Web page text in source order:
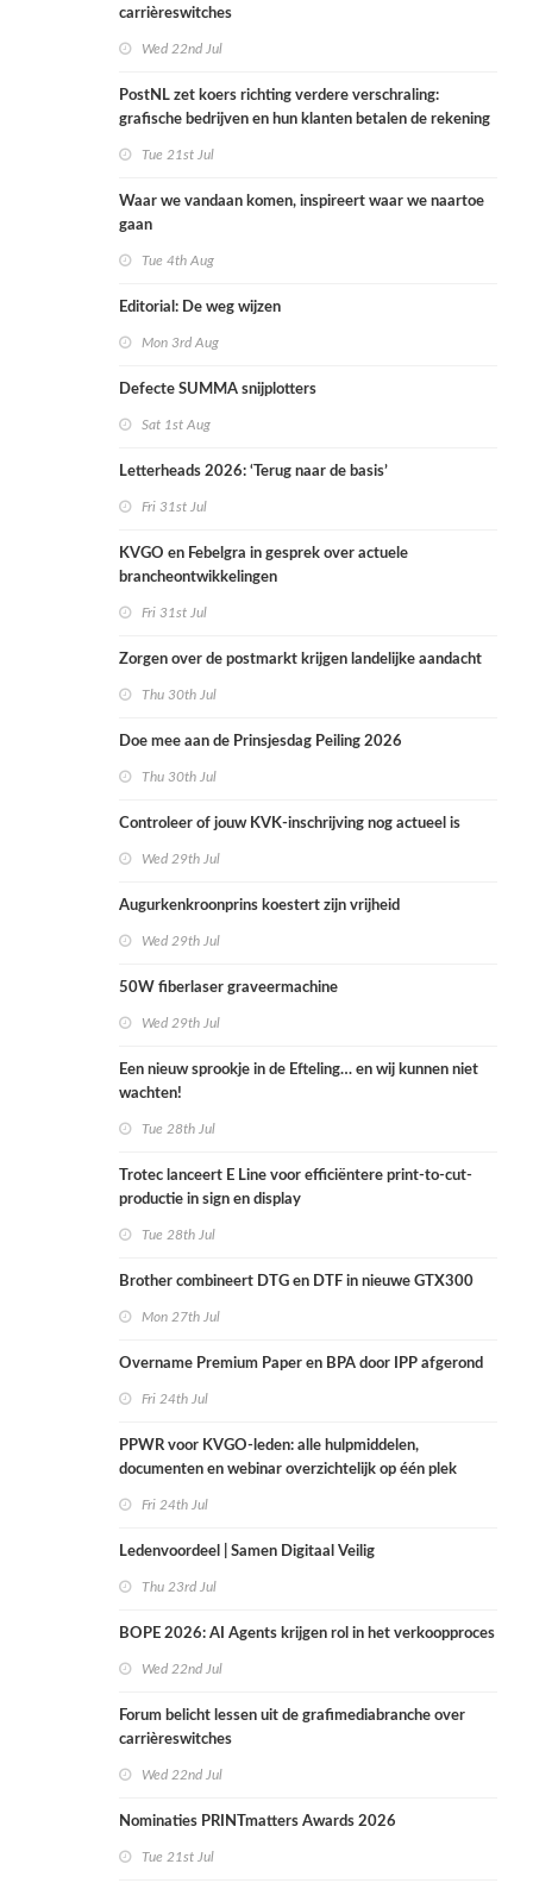
carrièreswitches
Wed 22nd Jul
PostNL zet koers richting verdere verschraling:
grafische bedrijven en hun klanten betalen de rekening
Tue 21st Jul
Waar we vandaan komen, inspireert waar we naartoe
gaan
Tue 4th Aug
Editorial: De weg wijzen
Mon 3rd Aug
Defecte SUMMA snijplotters
Sat 1st Aug
Letterheads 2026: ‘Terug naar de basis’
Fri 31st Jul
KVGO en Febelgra in gesprek over actuele
brancheontwikkelingen
Fri 31st Jul
Zorgen over de postmarkt krijgen landelijke aandacht
Thu 30th Jul
Doe mee aan de Prinsjesdag Peiling 2026
Thu 30th Jul
Controleer of jouw KVK-inschrijving nog actueel is
Wed 29th Jul
Augurkenkroonprins koestert zijn vrijheid
Wed 29th Jul
50W fiberlaser graveermachine
Wed 29th Jul
Een nieuw sprookje in de Efteling… en wij kunnen niet
wachten!
Tue 28th Jul
Trotec lanceert E Line voor efficiëntere print-to-cut-
productie in sign en display
Tue 28th Jul
Brother combineert DTG en DTF in nieuwe GTX300
Mon 27th Jul
Overname Premium Paper en BPA door IPP afgerond
Fri 24th Jul
PPWR voor KVGO-leden: alle hulpmiddelen,
documenten en webinar overzichtelijk op één plek
Fri 24th Jul
Ledenvoordeel | Samen Digitaal Veilig
Thu 23rd Jul
BOPE 2026: AI Agents krijgen rol in het verkoopproces
Wed 22nd Jul
Forum belicht lessen uit de grafimediabranche over
carrièreswitches
Wed 22nd Jul
Nominaties PRINTmatters Awards 2026
Tue 21st Jul